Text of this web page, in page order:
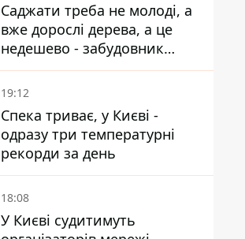
Саджати треба не молоді, а
вже дорослі дерева, а це
недешево - забудовник
Ніконов
19:12
Спека триває, у Києві -
одразу три температурні
рекорди за день
18:08
У Києві судитимуть